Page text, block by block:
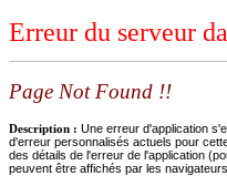
Erreur du serveur
Page Not Found !!
Description : Une erreur d'application
d'erreur personnalisés actuels pour
des détails de l'erreur de l'application
peuvent être affichés par les